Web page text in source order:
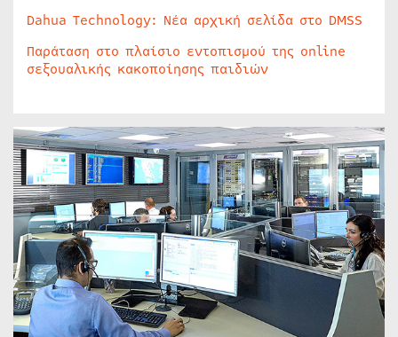
Dahua Technology: Νέα αρχική σελίδα στο DMSS
Παράταση στο πλαίσιο εντοπισμού της online
σεξουαλικής κακοποίησης παιδιών